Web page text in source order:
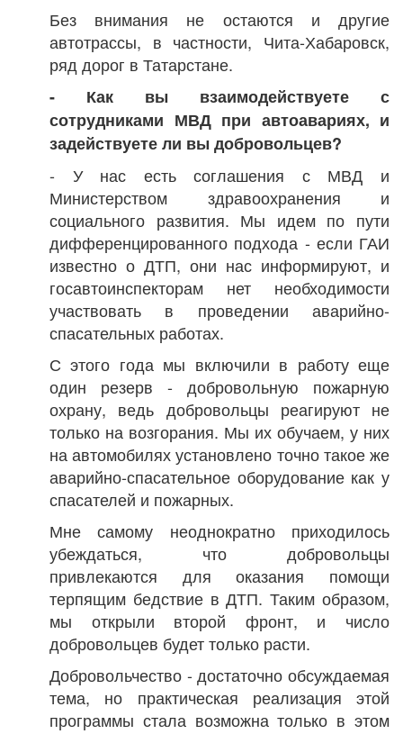
Без внимания не остаются и другие
автотрассы, в частности, Чита-Хабаровск,
ряд дорог в Татарстане.
- Как вы взаимодействуете с
сотрудниками МВД при автоавариях, и
задействуете ли вы добровольцев?
- У нас есть соглашения с МВД и
Министерством здравоохранения и
социального развития. Мы идем по пути
дифференцированного подхода - если ГАИ
известно о ДТП, они нас информируют, и
госавтоинспекторам нет необходимости
участвовать в проведении аварийно-
спасательных работах.
С этого года мы включили в работу еще
один резерв - добровольную пожарную
охрану, ведь добровольцы реагируют не
только на возгорания. Мы их обучаем, у них
на автомобилях установлено точно такое же
аварийно-спасательное оборудование как у
спасателей и пожарных.
Мне самому неоднократно приходилось
убеждаться, что добровольцы
привлекаются для оказания помощи
терпящим бедствие в ДТП. Таким образом,
мы открыли второй фронт, и число
добровольцев будет только расти.
Добровольчество - достаточно обсуждаемая
тема, но практическая реализация этой
программы стала возможна только в этом